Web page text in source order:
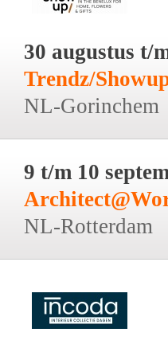
30 augustus t/
Trendz/
NL-Gorinchem
9 t/m 10
NL-Rotterdam